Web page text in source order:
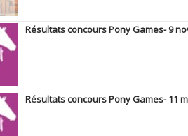
Résultats concours Pony Games- 9
Résultats concours Pony Games- 11